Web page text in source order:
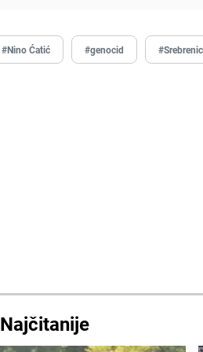
#Nino Ćatić #genocid
Najčitanije